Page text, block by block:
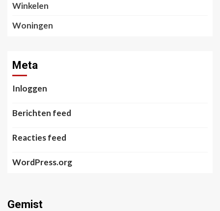
Winkelen
Woningen
Meta
Inloggen
Berichten feed
Reacties feed
WordPress.org
Gemist